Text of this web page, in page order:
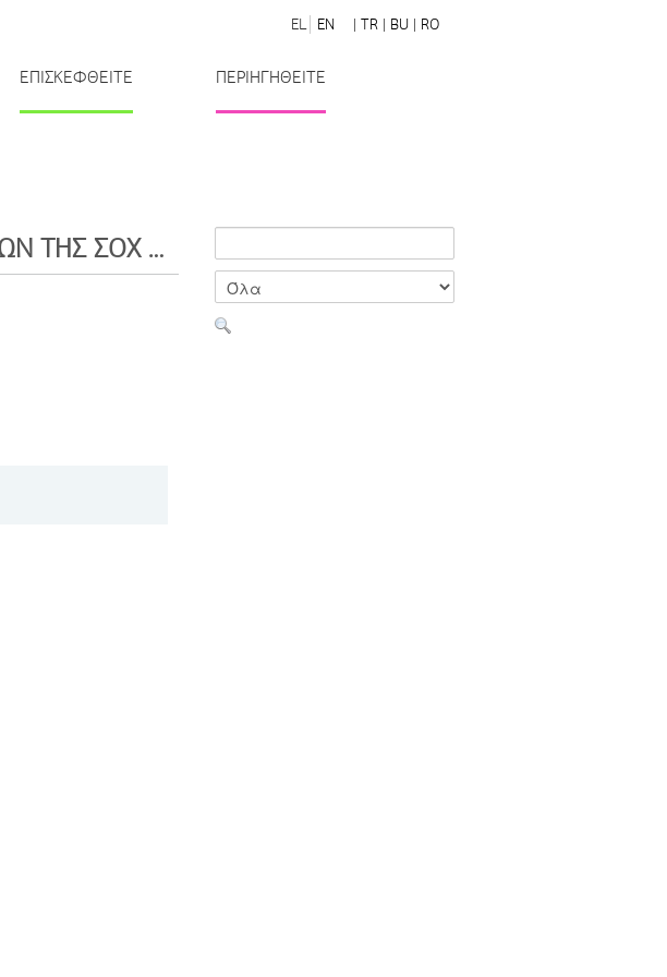
EL EN | TR | BU | RO
ΕΠΙΣΚΕΦΘΕΙΤΕ ΠΕΡΙΗΓΗΘΕΙΤΕ
ΠΙΝΑΚEΣ ΚΑΤΑΤΑΞΗΣ ΚΑΙ ΑΠΟΚΛΕΙΟΜΕΝΩΝ ΤΗΣ ΣΟΧ 1/2022